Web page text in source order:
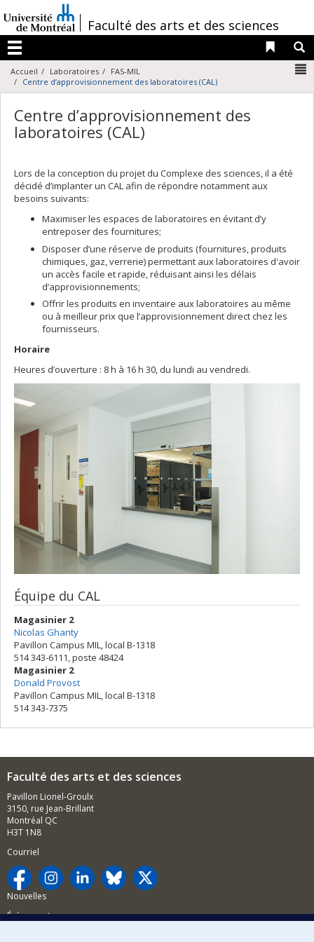
au
contenu
/Faculté des arts et des sciences
Menu
Liens
Accueil Laboratoires
FAS-MIL
Centre d’approvisionnement des laboratoires (CAL)
Centre d’approvisionnement des
laboratoires (CAL)
Lors de la conception du projet du Complexe des sciences, il a été
décidé d’implanter un CAL afin de répondre notamment aux
besoins suivants:
Maximiser les espaces de laboratoires en évitant d’y
entreposer des fournitures;
Disposer d’une réserve de produits (fournitures, produits
chimiques, gaz, verrerie) permettant aux laboratoires d'avoir
un accès facile et rapide, réduisant ainsi les délais
d’approvisionnements;
Offrir les produits en inventaire aux laboratoires au même
ou à meilleur prix que l’approvisionnement direct chez les
fournisseurs.
Horaire
Heures d’ouverture : 8 h à 16 h 30, du lundi au vendredi.
Équipe du CAL
Magasinier 2
Nicolas Ghanty
Pavillon Campus MIL, local B-1318
514 343-6111, poste 48424
Magasinier 2
Donald Provost
Pavillon Campus MIL, local B-1318
514 343-7375
Faculté des arts et des sciences
Pavillon Lionel-Groulx
3150, rue Jean-Brillant
Montréal QC
H3T 1N8
Courriel
Nouvelles
Événements